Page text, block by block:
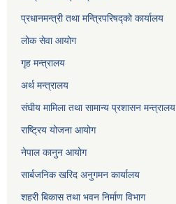
प्रधानमन्त्री तथा मन्त्रिपरिषद्को कार्यालय
लोक सेवाआयोग
गृह मन्त्रालय
अर्थ मन्त्रालय
संघीय मामिला तथा सामान्य प्रशासन मन्त्रालय
राष्ट्रिय योजना आयोग
नेपाल कानुन आयोग
सार्बजनिक खरिद अनुगमन कार्यालय
शहरी बिकास तथा भवन निर्माण विभाग